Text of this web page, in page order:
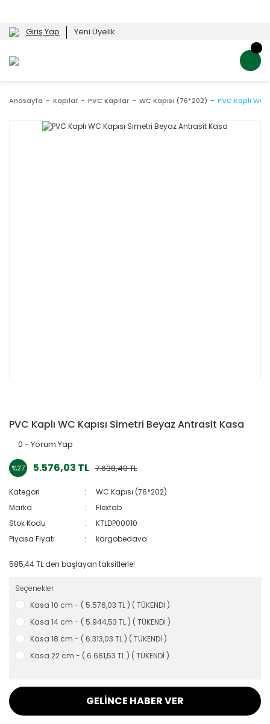
Giriş Yap Yeni Üyelik
Anasayfa Kapılar PVC Kapılar WC Kapısı (76*202) PVC Kaplı WC
PVC Kaplı WC Kapısı Simetri Beyaz Antrasit Kasa
0 - Yorum Yap
%27 5.576,03 TL 7.638,40 TL
Kategori
WC Kapısı (76*202)
Marka
Flextab
Stok Kodu
KTLDP00010
Piyasa Fiyatı
kargobedava
585,44 TL den başlayan taksitlerle!
Seçenekler
Kasa 10 cm - ( 5.576,03 TL ) ( TÜKENDİ )
Kasa 14 cm - ( 5.944,53 TL ) ( TÜKENDİ )
Kasa 18 cm - ( 6.313,03 TL ) ( TÜKENDİ )
Kasa 22 cm - ( 6.681,53 TL ) ( TÜKENDİ )
GELİNCE HABER VER